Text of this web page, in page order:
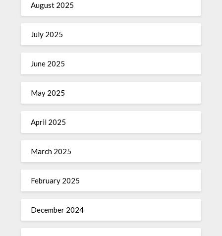
August 2025
July 2025
June 2025
May 2025
April 2025
March 2025
February 2025
December 2024